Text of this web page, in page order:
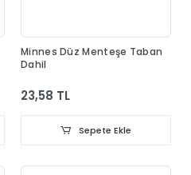
Minnes Düz Menteşe Taban
Dahil
23,58 TL
Sepete Ekle